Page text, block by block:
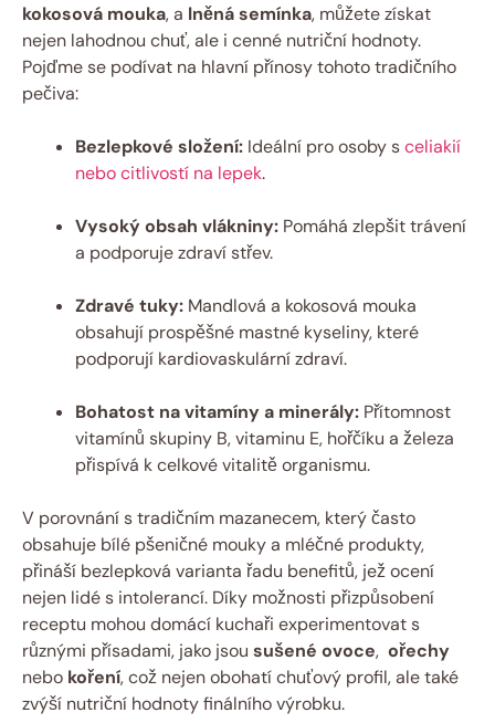
kokosová mouka, a lněná semínka,⁤ můžete získat
nejen lahodnou⁤ chuť, ale‌ i cenné nutriční hodnoty. ​
Pojďme ‍se podívat ⁤na ⁤hlavní přínosy​ tohoto tradičního
pečiva:
Bezlepkové složení: Ideální pro osoby sceliakií⁢
nebo⁤ citlivostí na lepek.
Vysoký obsah vlákniny: Pomáhá zlepšit‍ trávení
‌a podporuje zdraví​ střev.
Zdravé tuky: Mandlová ‍a⁤ kokosová​ mouka⁣
obsahují ‍prospěšné mastné ‌kyseliny,⁢ které
podporují‍ kardiovaskulární ⁤zdraví.
Bohatost na vitamíny ⁢a minerály: Přítomnost
vitamínů skupiny B, vitaminu E, hořčíku ⁣a železa⁢
přispívá ⁣k ⁢celkové ‍vitalitě organismu.
V​ porovnání s‌ tradičním mazanecem, který‌ často
obsahuje bílé pšeničné mouky a mléčné produkty,
přináší bezlepková varianta řadu benefitů, jež⁤ ocení
nejen ‍lidé s intolerancí. Díky možnosti přizpůsobení
receptu⁢ mohou⁣ domácí kuchaři experimentovat⁢ s
různými přísadami, jako jsou​ sušené⁣ ovoce, ​ ořechy
nebo⁣ koření, což nejen obohatí chuťový ⁣profil,⁢ ale⁢ také⁤
zvýší nutriční hodnoty finálního výrobku.